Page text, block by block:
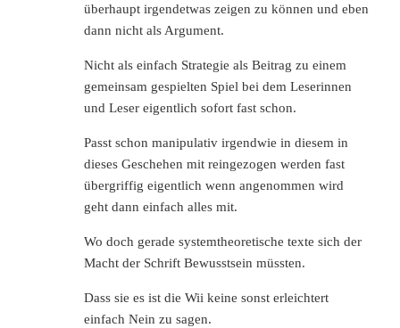
überhaupt irgendetwas zeigen zu können und eben
dann nicht als Argument.
Nicht als einfach Strategie als Beitrag zu einem
gemeinsam gespielten Spiel bei dem Leserinnen
und Leser eigentlich sofort fast schon.
Passt schon manipulativ irgendwie in diesem in
dieses Geschehen mit reingezogen werden fast
übergriffig eigentlich wenn angenommen wird
geht dann einfach alles mit.
Wo doch gerade systemtheoretische texte sich der
Macht der Schrift Bewusstsein müssten.
Dass sie es ist die Wii keine sonst erleichtert
einfach Nein zu sagen.